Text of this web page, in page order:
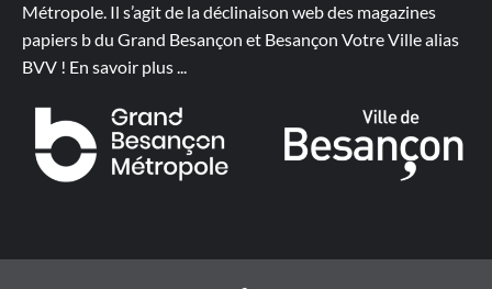
Métropole. Il s’agit de la déclinaison web des magazines
papiers b du Grand Besançon et Besançon Votre Ville alias
BVV ! En savoir plus...